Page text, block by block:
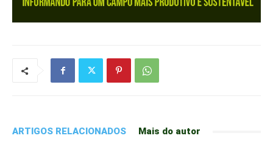
ARTIGOS RELACIONADOS Mais do autor